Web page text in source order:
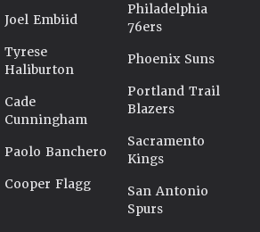
Joel Embiid
Tyrese
Haliburton
Cade
Cunningham
Paolo Banchero
Cooper Flagg
Philadelphia
76ers
Phoenix Suns
Portland Trail
Blazers
Sacramento
Kings
San Antonio
Spurs